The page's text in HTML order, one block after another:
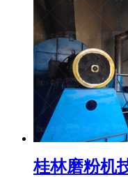
桂林磨粉机